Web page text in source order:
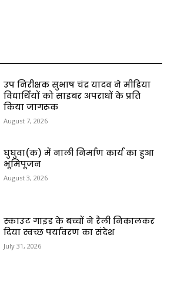
उप निरीक्षक सुभाष चंद्र यादव ने मीडिया
विद्यार्थियों को साइबर अपराधों के प्रति
किया जागरूक
August 7, 2026
घुघुवा(क) में नाली निर्माण कार्य का हुआ
भूमिपूजन
August 3, 2026
स्काउट गाइड के बच्चों ने रैली निकालकर
दिया स्वच्छ पर्यावरण का संदेश
July 31, 2026